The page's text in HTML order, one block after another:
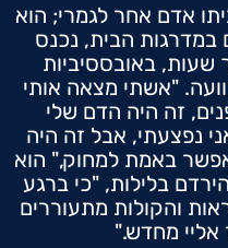
אדם אחר לגמרי; הוא
במדרגות הבית, נכנס
באובססיביות
"אשתי מצאה אותי
זה היה הדם שלי
נפצעתי, אבל זה היה
באמת למחוק," הוא
בלילות, "כי ברגע
והקולות מתעוררים
אליי מחדש."